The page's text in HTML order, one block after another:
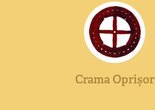
Crama Oprișor